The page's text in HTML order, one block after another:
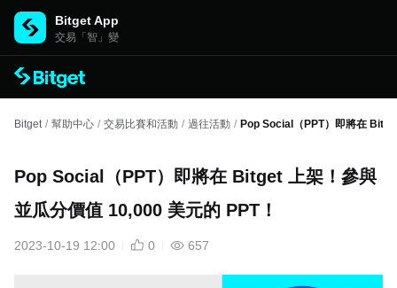
Bitget App
交易「智」變
Bitget / 幫助中心 / 交易比賽和活動 / 過往活動 / Pop Social（PPT）即將在
Pop Social（PPT）即將在 Bitget 上架！參與
並瓜分價值 10,000 美元的 PPT！
2023-10-19 12:00 0 657